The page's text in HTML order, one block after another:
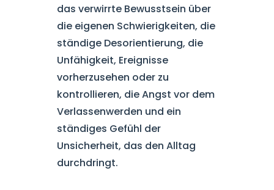
das verwirrte Bewusstsein über
die eigenen Schwierigkeiten, die
ständige Desorientierung, die
Unfähigkeit, Ereignisse
vorherzusehen oder zu
kontrollieren, die Angst vor dem
Verlassenwerden und ein
ständiges Gefühl der
Unsicherheit, das den Alltag
durchdringt.